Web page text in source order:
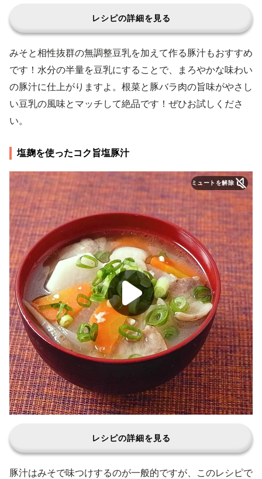
レシピの詳細を見る
みそと相性抜群の無調整豆乳を加えて作る豚汁もおすすめ
です！水分の半量を豆乳にすることで、まろやかな味わい
の豚汁に仕上がりますよ。根菜と豚バラ肉の旨味がやさし
い豆乳の風味とマッチして絶品です！ぜひお試しくださ
い。
塩麹を使ったコク旨塩豚汁
ミュートを解除
レシピの詳細を見る
豚汁はみそで味つけするのが一般的ですが、このレシピで